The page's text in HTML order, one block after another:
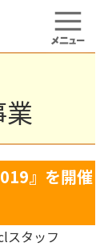
』を開催
スタッフ